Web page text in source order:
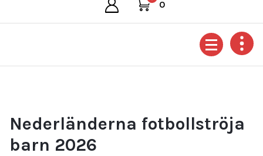
0
Nederländerna fotbollströja
barn 2026